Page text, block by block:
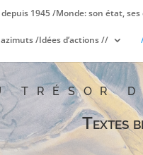
1945 /Monde: son état,
/Idées d’actions //
TRÉSOR
Textes